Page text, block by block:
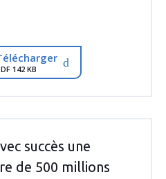
142 KB
succès une
de 500 millions